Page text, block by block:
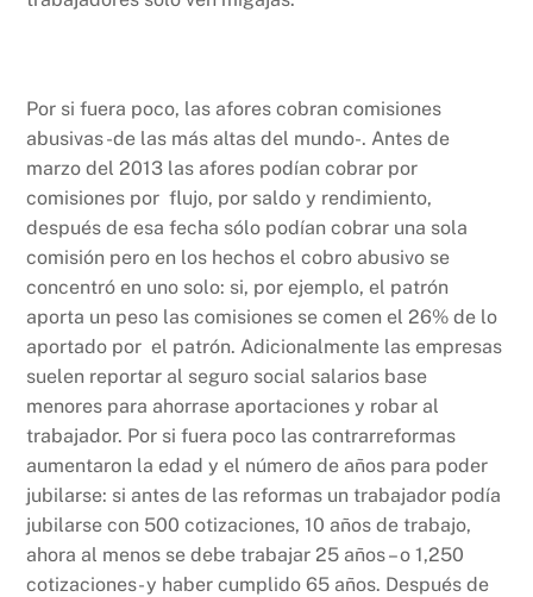
Por si fuera poco, las afores cobran comisiones
abusivas -de las más altas del mundo-. Antes de
marzo del 2013 las afores podían cobrar por
comisiones por flujo, por saldo y rendimiento,
después de esa fecha sólo podían cobrar una sola
comisión pero en los hechos el cobro abusivo se
concentró en uno solo: si, por ejemplo, el patrón
aporta un peso las comisiones se comen el 26% de lo
aportado por el patrón. Adicionalmente las empresas
suelen reportar al seguro social salarios base
menores para ahorrase aportaciones y robar al
trabajador. Por si fuera poco las contrarreformas
aumentaron la edad y el número de años para poder
jubilarse: si antes de las reformas un trabajador podía
jubilarse con 500 cotizaciones, 10 años de trabajo,
ahora al menos se debe trabajar 25 años – o 1,250
cotizaciones- y haber cumplido 65 años. Después de